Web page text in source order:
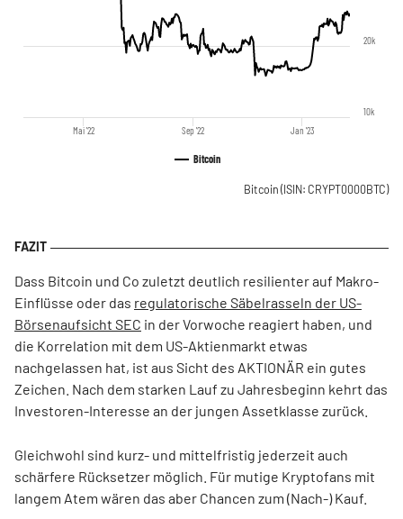
Bitcoin
Jan '23
Mai '22 Sep '22
10k
20k
Bitcoin (ISIN: CRYPT0000BTC)
Dass Bitcoin und Co zuletzt deutlich resilienter auf Makro-
Einflüsse oder das regulatorische Säbelrasseln der US-
Börsenaufsicht SEC in der Vorwoche reagiert haben, und
die Korrelation mit dem US-Aktienmarkt etwas
nachgelassen hat, ist aus Sicht des AKTIONÄR ein gutes
Zeichen. Nach dem starken Lauf zu Jahresbeginn kehrt das
Investoren-Interesse an der jungen Assetklasse zurück.
Gleichwohl sind kurz- und mittelfristig jederzeit auch
schärfere Rücksetzer möglich. Für mutige Kryptofans mit
langem Atem wären das aber Chancen zum (Nach-) Kauf.